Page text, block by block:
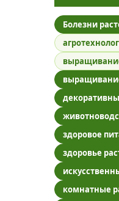
Болезни
здоровое
здоровье
комнатные